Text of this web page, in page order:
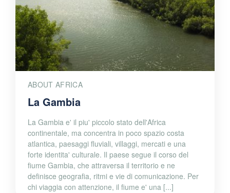
ABOUT AFRICA
La Gambia
La Gambia e' il piu' piccolo stato dell'Africa
continentale, ma concentra in poco spazio costa
atlantica, paesaggi fluviali, villaggi, mercati e una
forte identita' culturale. Il paese segue il corso del
fiume Gambia, che attraversa il territorio e ne
definisce geografia, ritmi e vie di comunicazione. Per
chi viaggia con attenzione, il fiume e' una [...]